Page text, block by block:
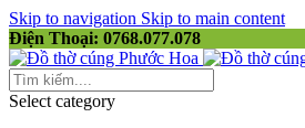
Skip to navigation Skip to main content
Điện Thoại: 0768.077.078
Select category